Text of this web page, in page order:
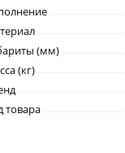
(мм)
(кг)
товара